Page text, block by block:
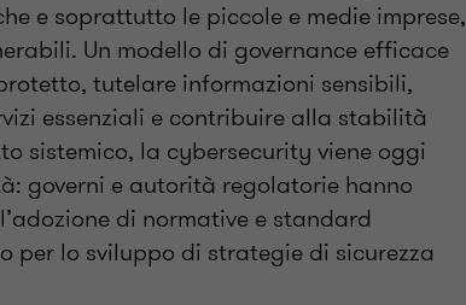
e soprattutto le piccole e medie imprese,
Un modello di governance efficace
tutelare informazioni sensibili,
essenziali e contribuire alla stabilità
sistemico, la cybersecurity viene oggi
governi e autorità regolatorie hanno
di normative e standard
per lo sviluppo di strategie di sicurezza